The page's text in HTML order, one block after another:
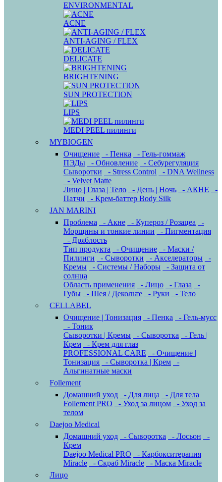
ENVIRONMENTAL
ACNE
ANTI-AGING / FLEX
DELICATE
BRIGHTENING
SUN PROTECTION
LIPS
MEDI PEEL пилинги
MYBIOGEN
Очищение
- Пенка
- Гель-гоммаж
ПЭДы
- Обновление
- Себурегуляция
Сыворотки
- Stress Control
- DNA Wellness
- Velvet Matte
Лицо | Глаза | Тело
- День | Ночь - АКНЕ
-
Патчи
- Крем-баттер Body Silk
JAN MARINI
Проблема
- Акне - Купероз / Розацеа
-
Морщины и тонкие линии
- Пигментация
- Дряблость
Тип продукта
- Очищение
- Маски /
Пилинги
- Сыворотки - Акселераторы
-
Кремы
- Системы / Наборы
- Защита от
солнца
Область применения
- Лицо - Глаза
-
Губы
- Шея / Декольте - Руки
- Тело
CELLABEL
Очищение | Тонизация
- Пенка
- Гель-мусс
- Тоник
Сыворотки | Кремы
- Сыворотка
- Гель |
Крем
- Крем для глаз
PROFESSIONAL CARE
- Очищение |
Тонизация
- Сыворотка | Крем
-
Альгинатные маски
Follement
Домашний уход
- Для лица
- Для тела
Follement PRO
- Уход за лицом
- Уход за
телом
Daejoo Medical
Домашний уход
- Сыворотка - Лосьон
-
Крем
Daejoo Medical PRO
- Карбокситерапия
Miracle
- Скраб Miracle
- Маска Miracle
Лицо